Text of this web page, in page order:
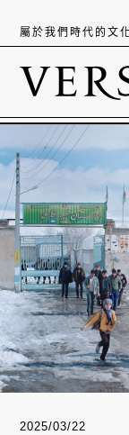
屬於我們時代的文
2025/03/22